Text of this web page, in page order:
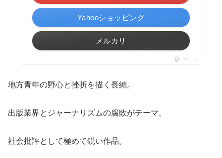
Yahooショッピング
メルカリ
ポチップ
地方青年の野心と挫折を描く長編。
出版業界とジャーナリズムの腐敗がテーマ。
社会批評として極めて鋭い作品。